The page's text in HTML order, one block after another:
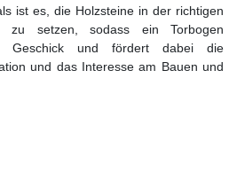
ist es, die Holzsteine in der richtigen
zu setzen, sodass ein Torbogen
Geschick und fördert dabei die
und das Interesse am Bauen und